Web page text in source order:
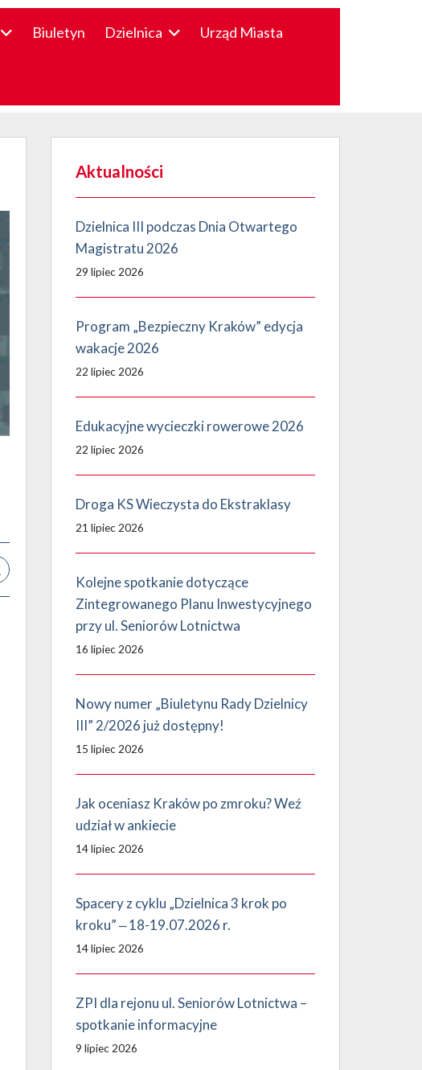
Biuletyn Dzielnica Urząd Miasta
Aktualności
Dzielnica III podczas Dnia Otwartego
Magistratu 2026
29 lipiec 2026
Program „Bezpieczny Kraków” edycja
wakacje 2026
22 lipiec 2026
Edukacyjne wycieczki rowerowe 2026
22 lipiec 2026
Droga KS Wieczysta do Ekstraklasy
21 lipiec 2026
Kolejne spotkanie dotyczące
Zintegrowanego Planu Inwestycyjnego
przy ul. Seniorów Lotnictwa
16 lipiec 2026
Nowy numer „Biuletynu Rady Dzielnicy
III” 2/2026 już dostępny!
15 lipiec 2026
Jak oceniasz Kraków po zmroku? Weź
udział w ankiecie
14 lipiec 2026
Spacery z cyklu „Dzielnica 3 krok po
kroku” ‒ 18-19.07.2026 r.
14 lipiec 2026
ZPI dla rejonu ul. Seniorów Lotnictwa –
spotkanie informacyjne
9 lipiec 2026